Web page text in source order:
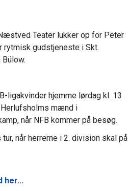
Teater lukker op for Peter
rytmisk gudstjeneste i Skt.
ligakvinder hjemme lørdag kl. 13
Herlufsholms mænd i
når NFB kommer på besøg.
når herrerne i 2. division skal på
her...